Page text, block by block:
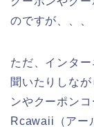
のですが、、、
ただ、インタ
聞いたりしな
ンやクーポン
Rcawaii（アー